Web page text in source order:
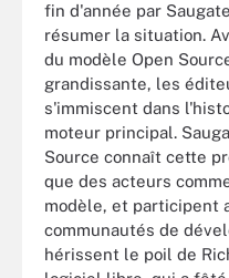
fin d'année par
résumer la situation.
du modèle Open
grandissante, les
s'immiscent dans
moteur principal.
Source connaît cette
que des acteurs
modèle, et participent
communautés de
hérissent le poil de